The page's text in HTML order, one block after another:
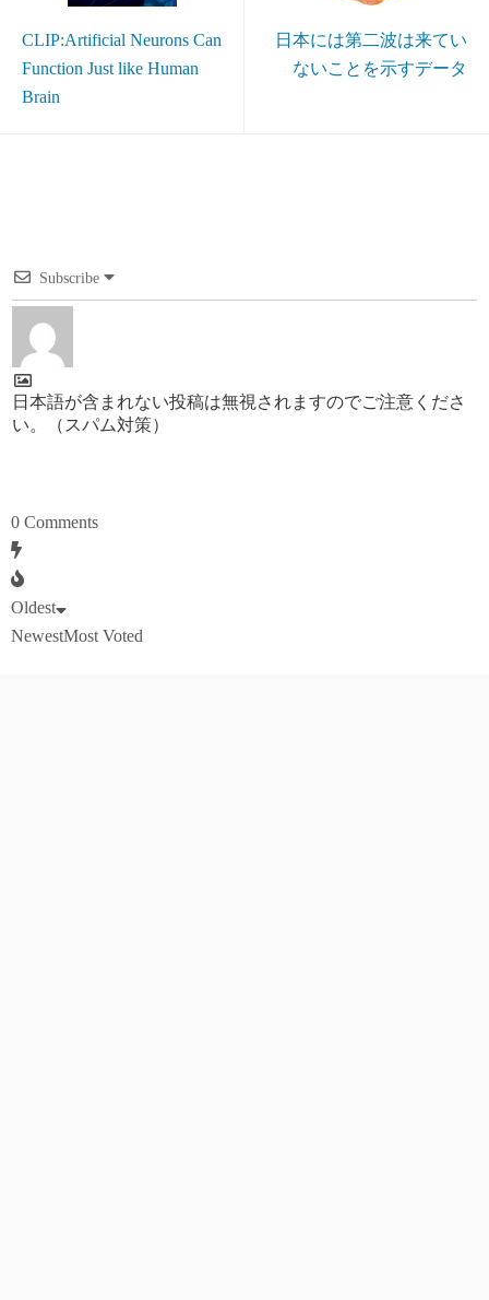
CLIP:Artificial Neurons Can
Function Just like Human
Brain
日本には第二波は来てい
ないことを示すデータ
Subscribe
日本語が含まれない投稿は無視されますのでご注意くださ
い。（スパム対策）
0 Comments
Oldest
NewestMost Voted